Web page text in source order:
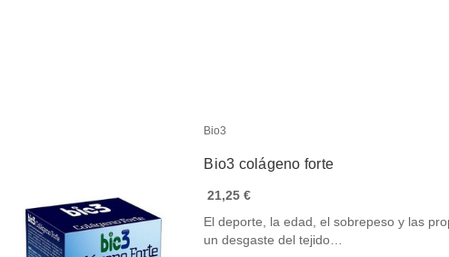
Bio3
Bio3 colágeno forte
21,25 €
El deporte, la edad, el sobrepeso y las
un desgaste del tejido…